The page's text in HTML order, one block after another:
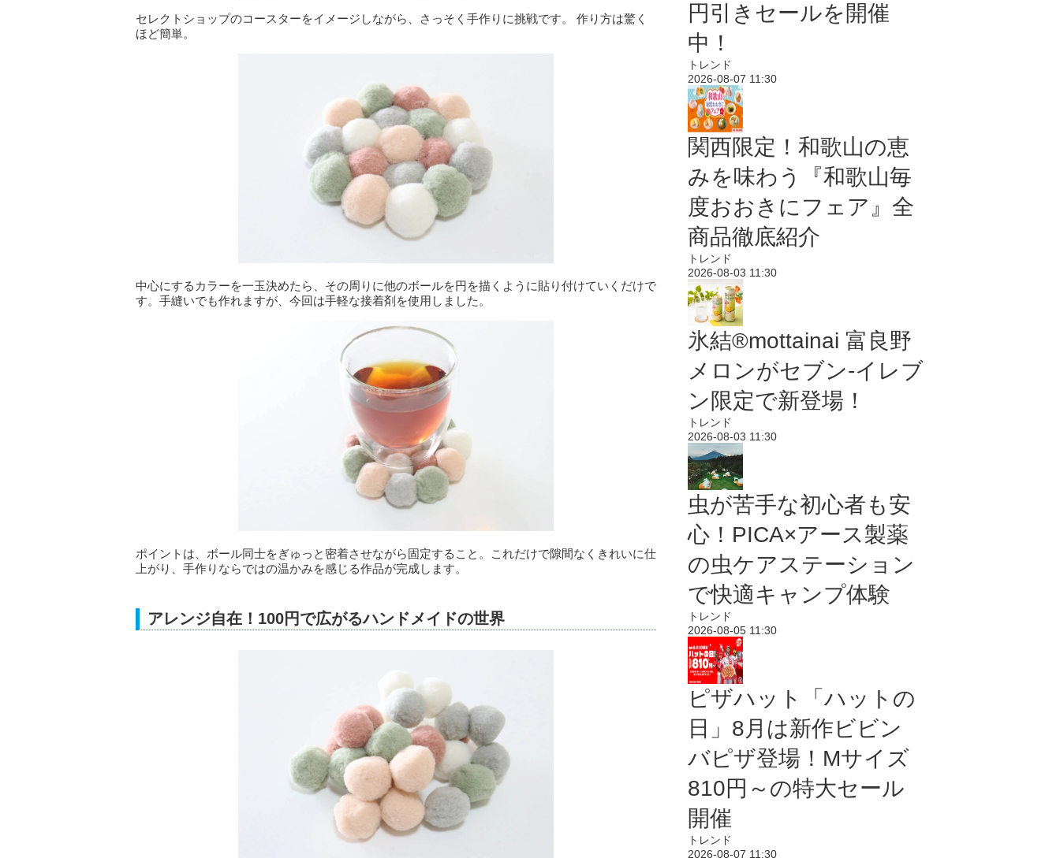
セレクトショップのコースターをイメージしながら、さっそく手作りに挑戦です。 作り方は驚く
ほど簡単。
中心にするカラーを一玉決めたら、その周りに他のボールを円を描くように貼り付けていくだけで
す。手縫いでも作れますが、今回は手軽な接着剤を使用しました。
ポイントは、ボール同士をぎゅっと密着させながら固定すること。これだけで隙間なくきれいに仕
上がり、手作りならではの温かみを感じる作品が完成します。
アレンジ自在！100円で広がるハンドメイドの世界
円引きセールを開催
中！
トレンド
2026-08-07 11:30
関西限定！和歌山の恵
みを味わう『和歌山毎
度おおきにフェア』全
商品徹底紹介
トレンド
2026-08-03 11:30
氷結®mottainai 富良野
メロンがセブン‐イレブ
ン限定で新登場！
トレンド
2026-08-03 11:30
虫が苦手な初心者も安
心！PICA×アース製薬
の虫ケアステーション
で快適キャンプ体験
トレンド
2026-08-05 11:30
ピザハット「ハットの
日」8月は新作ビビン
バピザ登場！Mサイズ
810円～の特大セール
開催
トレンド
2026-08-07 11:30